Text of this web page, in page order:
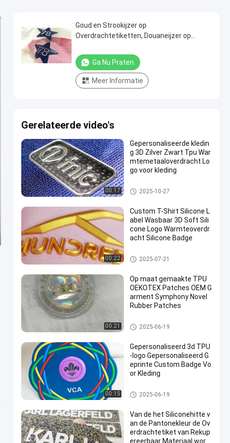
Goud en Strookijzer op
Overdrachtetiketten, Douaneijzer op
Ga Nu Praten.
Meer Informatie
Gerelateerde video's
00:17
Gepersonaliseerde kledin
g 3D Zilver Zwart Tpu War
mtemetaaloverdracht Lo
go voor kleding
3D Hoogfrequente TPU-badge
s
2025-10-27
00:22
Custom T-Shirt Silicone L
abel Wasbaar 3D Soft Sili
cone Logo Warmteoverdr
acht Silicone Badge
De Kledingsetiketten van de hit
teoverdracht
2025-07-21
00:21
Op maat gemaakte TPU
OEKOTEX Patches OEM G
arment Symphony Novel
Rubber Patches
3D Hoogfrequente TPU-badge
s
2025-06-19
00:15
Gepersonaliseerd 3d TPU
-logo Gepersonaliseerd G
eprinte Custom Badge Vo
or Kleding
3D Hoogfrequente TPU-badge
s
2025-06-19
Van de het Siliconehitte v
an de Pantonekleur de Ov
erdrachtetiket van Rekup
ereerbaar Materiaal word